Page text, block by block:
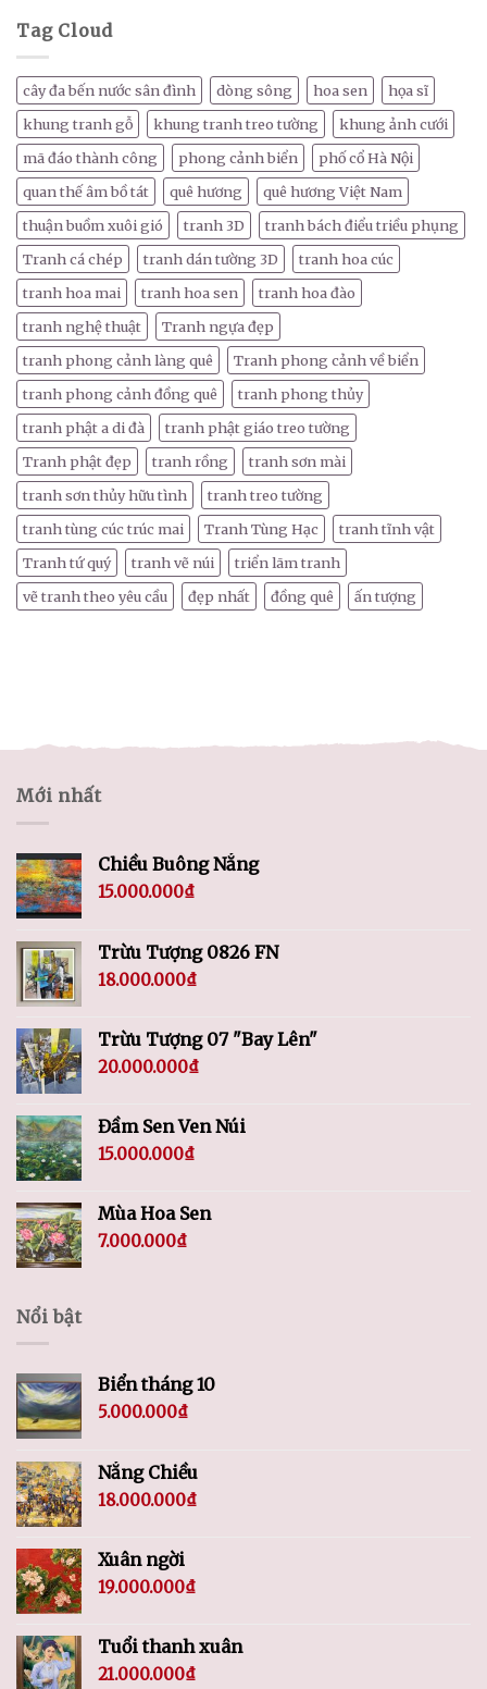
Tag Cloud
cây đa bến nước sân đình dòng sông hoa sen
họa sĩ
khung tranh gỗ
khung tranh treo tường
khung ảnh cưới
mã đáo thành công
phong cảnh biển
phố cổ Hà Nội
quan thế âm bồ tát
quê hương
quê hương Việt Nam
thuận buồm xuôi gió
tranh 3D
tranh bách điểu triều phụng
Tranh cá chép
tranh dán tường 3D
tranh hoa cúc
tranh hoa mai
tranh hoa sen
tranh hoa đào
tranh nghệ thuật
Tranh ngựa đẹp
tranh phong cảnh làng quê
Tranh phong cảnh về biển
tranh phong cảnh đồng quê
tranh phong thủy
tranh phật a di đà
tranh phật giáo treo tường
Tranh phật đẹp
tranh rồng
tranh sơn mài
tranh sơn thủy hữu tình
tranh treo tường
tranh tùng cúc trúc mai
Tranh Tùng Hạc
tranh tĩnh vật
Tranh tứ quý
tranh vẽ núi
triển lãm tranh
vẽ tranh theo yêu cầu
đẹp nhất đồng quê ấn tượng
Mới nhất
Chiều Buông Nắng
15.000.000₫
Trừu Tượng 0826 FN
18.000.000₫
Trừu Tượng 07 "Bay Lên"
20.000.000₫
Đầm Sen Ven Núi
15.000.000₫
Mùa Hoa Sen
7.000.000₫
Nổi bật
Biển tháng 10
5.000.000₫
Nắng Chiều
18.000.000₫
Xuân ngời
19.000.000₫
Tuổi thanh xuân
21.000.000₫